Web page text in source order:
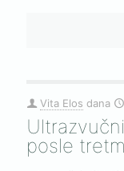
Vita Elos dana
posle